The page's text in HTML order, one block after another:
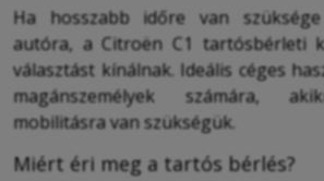
Ha hosszabb időre van
autóra, a Citroën C1 tartósbérleti
választást kínálnak. Ideális céges
magánszemélyek számára,
mobilitásra van szükségük.
Miért éri meg a tartós bérlés?